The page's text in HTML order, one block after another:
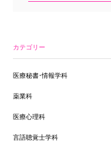
カテゴリー
医療秘書・情報学科
薬業科
医療心理科
言語聴覚士学科